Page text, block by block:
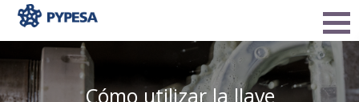
Cómo utilizar la llave